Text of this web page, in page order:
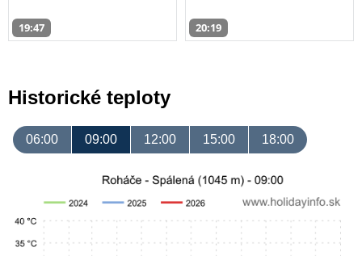
19:47 20:19
Historické teploty
06:00 09:00 12:00 15:00 18:00